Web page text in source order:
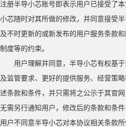
注册半导小芯账号即表示用户已接受了
小芯随时对其所做的修改，并同意接受
及不时更新的或新发布的用户服务条款
制度等的约束。
用户理解并同意，半导小芯有权基
及监管要求、更好的提供服务、经营策
述条款和条件，并只需将之公示于其官
无需另行通知用户，修改后的条款和条
用户不同意半导小芯对本协议相关条款